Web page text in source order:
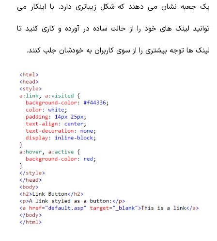
یک جعبه نشان می دهند که شکل زیباتری دارد. با اینکار می
توانید لینک های خود را از حالت ساده در آورده و کاری کنید تا
لینک ها توجه بیشتری را از سوی کاربران به خودشان جلب کنند.